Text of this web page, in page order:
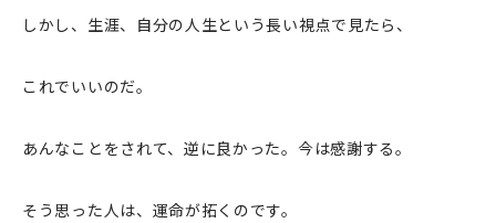
しかし、生涯、自分の人生という長い視点で見たら、
これでいいのだ。
あんなことをされて、逆に良かった。今は感謝する。
そう思った人は、運命が拓くのです。